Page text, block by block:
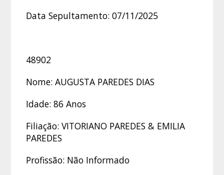
Data Sepultamento: 07/11/2025
48902
Nome: AUGUSTA PAREDES DIAS
Idade: 86 Anos
Filiação: VITORIANO PAREDES & EMILIA
PAREDES
Profissão: Não Informado